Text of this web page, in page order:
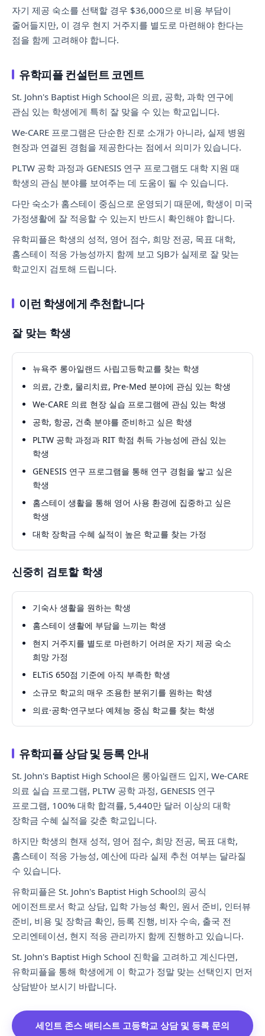
자기 제공 숙소를 선택할 경우 $36,000으로 비용 부담이
줄어들지만, 이 경우 현지 거주지를 별도로 마련해야 한다는
점을 함께 고려해야 합니다.
유학피플 컨설턴트 코멘트
St. John's Baptist High School은 의료, 공학, 과학 연구에
관심 있는 학생에게 특히 잘 맞을 수 있는 학교입니다.
We-CARE 프로그램은 단순한 진로 소개가 아니라, 실제 병원
현장과 연결된 경험을 제공한다는 점에서 의미가 있습니다.
PLTW 공학 과정과 GENESIS 연구 프로그램도 대학 지원 때
학생의 관심 분야를 보여주는 데 도움이 될 수 있습니다.
다만 숙소가 홈스테이 중심으로 운영되기 때문에, 학생이 미국
가정생활에 잘 적응할 수 있는지 반드시 확인해야 합니다.
유학피플은 학생의 성적, 영어 점수, 희망 전공, 목표 대학,
홈스테이 적응 가능성까지 함께 보고 SJB가 실제로 잘 맞는
학교인지 검토해 드립니다.
이런 학생에게 추천합니다
잘 맞는 학생
뉴욕주 롱아일랜드 사립고등학교를 찾는 학생
의료, 간호, 물리치료, Pre-Med 분야에 관심 있는 학생
We-CARE 의료 현장 실습 프로그램에 관심 있는 학생
공학, 항공, 건축 분야를 준비하고 싶은 학생
PLTW 공학 과정과 RIT 학점 취득 가능성에 관심 있는
학생
GENESIS 연구 프로그램을 통해 연구 경험을 쌓고 싶은
학생
홈스테이 생활을 통해 영어 사용 환경에 집중하고 싶은
학생
대학 장학금 수혜 실적이 높은 학교를 찾는 가정
신중히 검토할 학생
기숙사 생활을 원하는 학생
홈스테이 생활에 부담을 느끼는 학생
현지 거주지를 별도로 마련하기 어려운 자기 제공 숙소
희망 가정
ELTiS 650점 기준에 아직 부족한 학생
소규모 학교의 매우 조용한 분위기를 원하는 학생
의료·공학·연구보다 예체능 중심 학교를 찾는 학생
유학피플 상담 및 등록 안내
St. John's Baptist High School은 롱아일랜드 입지, We-CARE
의료 실습 프로그램, PLTW 공학 과정, GENESIS 연구
프로그램, 100% 대학 합격률, 5,440만 달러 이상의 대학
장학금 수혜 실적을 갖춘 학교입니다.
하지만 학생의 현재 성적, 영어 점수, 희망 전공, 목표 대학,
홈스테이 적응 가능성, 예산에 따라 실제 추천 여부는 달라질
수 있습니다.
유학피플은 St. John's Baptist High School의 공식
에이전트로서 학교 상담, 입학 가능성 확인, 원서 준비, 인터뷰
준비, 비용 및 장학금 확인, 등록 진행, 비자 수속, 출국 전
오리엔테이션, 현지 적응 관리까지 함께 진행하고 있습니다.
St. John's Baptist High School 진학을 고려하고 계신다면,
유학피플을 통해 학생에게 이 학교가 정말 맞는 선택인지 먼저
상담받아 보시기 바랍니다.
세인트 존스 배티스트 고등학교 상담 및 등록 문의